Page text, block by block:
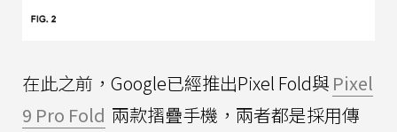
在此之前，Google已經推出Pixel Fold與 Pixel
9 Pro Fold 兩款摺疊手機，兩者都是採用傳